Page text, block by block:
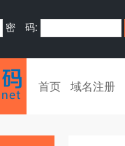
密 码:
首页 域名注册